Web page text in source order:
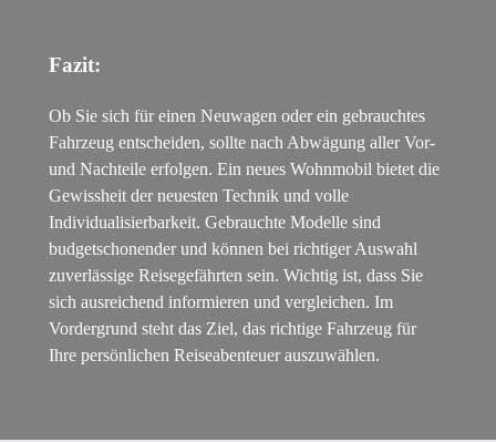
Fazit:
Ob Sie sich für einen Neuwagen oder ein gebrauchtes
Fahrzeug entscheiden, sollte nach Abwägung aller Vor-
und Nachteile erfolgen. Ein neues Wohnmobil bietet die
Gewissheit der neuesten Technik und volle
Individualisierbarkeit. Gebrauchte Modelle sind
budgetschonender und können bei richtiger Auswahl
zuverlässige Reisegefährten sein. Wichtig ist, dass Sie
sich ausreichend informieren und vergleichen. Im
Vordergrund steht das Ziel, das richtige Fahrzeug für
Ihre persönlichen Reiseabenteuer auszuwählen.